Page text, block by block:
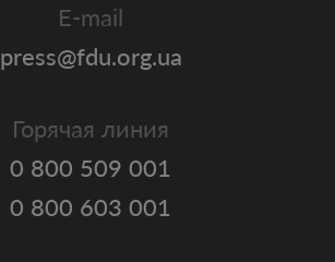
E-mail
press@fdu.org.ua
Горячая линия
0 800 509 001
0 800 603 001